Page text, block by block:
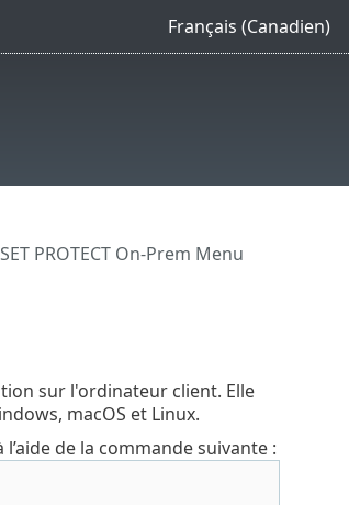
Français (Canadien)
PROTECT On-Prem Menu
sur l'ordinateur client. Elle
macOS et Linux.
de la commande suivante :